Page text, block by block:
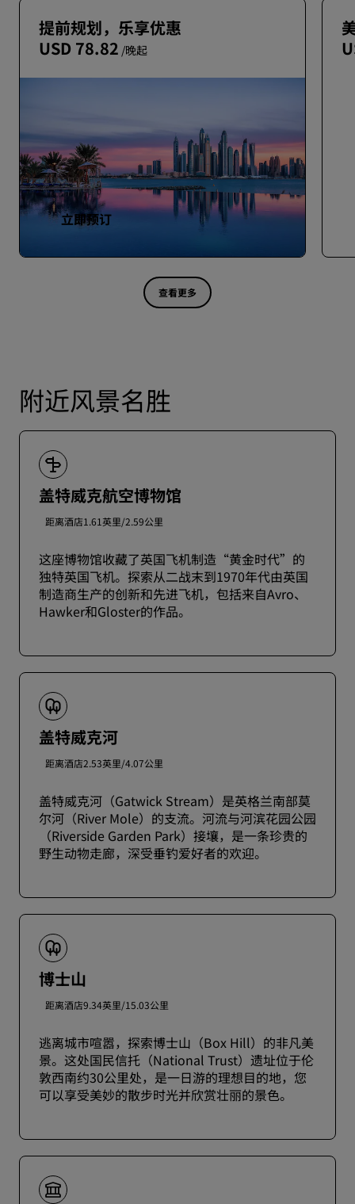
提前规划，乐享优惠
USD 78.82 /晚起
立即预订
查看更多
附近风景名胜
盖特威克航空博物馆
距离酒店1.61英里/2.59公里
这座博物馆收藏了英国飞机制造“黄金时代”的
独特英国飞机。探索从二战末到1970年代由英国
制造商生产的创新和先进飞机，包括来自Avro、
Hawker和Gloster的作品。
盖特威克河
距离酒店2.53英里/4.07公里
盖特威克河（Gatwick Stream）是英格兰南部莫
尔河（River Mole）的支流。河流与河滨花园公园
（Riverside Garden Park）接壤，是一条珍贵的
野生动物走廊，深受垂钓爱好者的欢迎。
博士山
距离酒店9.34英里/15.03公里
逃离城市喧嚣，探索博士山（Box Hill）的非凡美
景。这处国民信托（National Trust）遗址位于伦
敦西南约30公里处，是一日游的理想目的地，您
可以享受美妙的散步时光并欣赏壮丽的景色。